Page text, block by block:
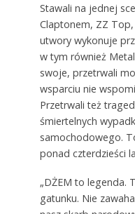
Stawali na jednej
Claptonem, ZZ Top,
utwory wykonuje
w tym również
swoje, przetrwali
wsparciu nie
Przetrwali też
śmiertelnych
samochodowego.
ponad czterdzieści
„DŻEM to legenda.
gatunku. Nie